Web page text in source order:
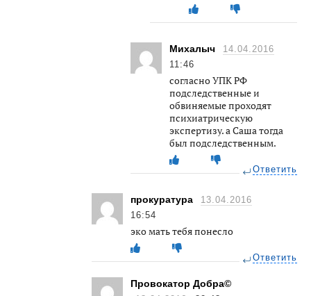
Михалыч
14.04.2016
11:46
согласно УПК РФ
подследственные и
обвиняемые проходят
психиатрическую
экспертизу. а Саша тогда
был подследственным.
Ответить
прокуратура
13.04.2016
16:54
эко мать тебя понесло
Ответить
Провокатор Добра©